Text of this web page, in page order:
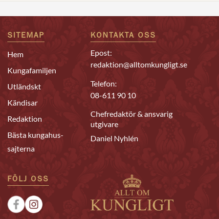
SITEMAP
Hem
Kungafamiljen
Utländskt
Kändisar
Redaktion
Bästa kungahus-
sajterna
KONTAKTA OSS
Epost:
redaktion@alltomkungligt.se
Telefon:
08-611 90 10
Chefredaktör & ansvarig
utgivare
Daniel Nyhlén
FÖLJ OSS